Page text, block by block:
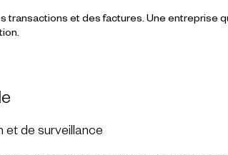
transactions et des factures. Une entreprise
.
et de surveillance